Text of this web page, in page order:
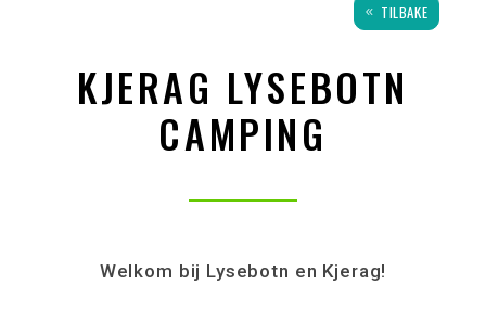
TILBAKE
KJERAG LYSEBOTN
CAMPING
Welkom bij Lysebotn en Kjerag!